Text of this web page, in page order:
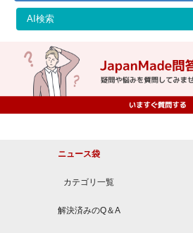
AI検索
ニュース袋
カテゴリ一覧
解決済みのQ＆A